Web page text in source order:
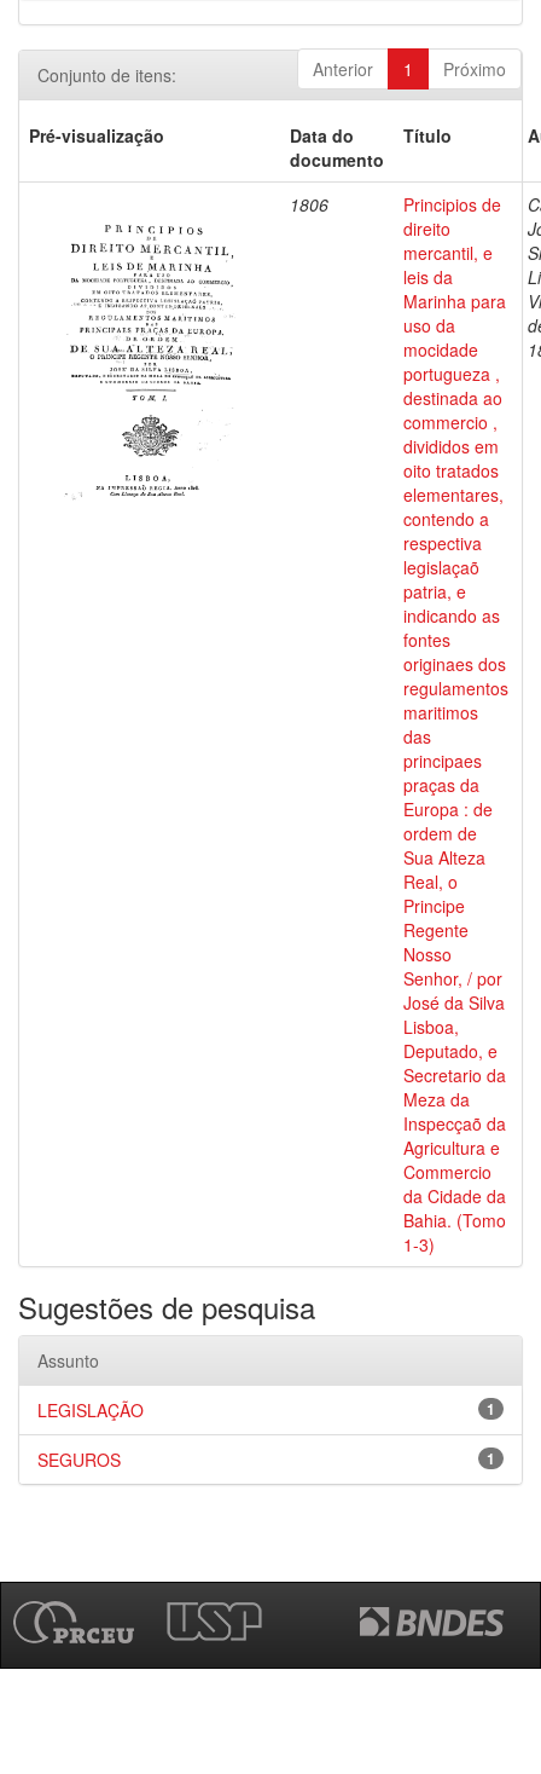
Anterior 1 Próximo
Conjunto de itens:
Pré-visualização
Data do
documento
Título
1806
Principios de
direito
mercantil, e
leis da
Marinha para
uso da
mocidade
portugueza ,
destinada ao
commercio ,
divididos em
oito tratados
elementares,
contendo a
respectiva
legislaçaõ
patria, e
indicando as
fontes
originaes dos
regulamentos
maritimos
das
principaes
praças da
Europa : de
ordem de
Sua Alteza
Real, o
Principe
Regente
Nosso
Senhor, / por
José da Silva
Lisboa,
Deputado, e
Secretario da
Meza da
Inspecçaõ da
Agricultura e
Commercio
da Cidade da
Bahia. (Tomo
1-3)
Sugestões de pesquisa
Assunto
1
LEGISLAÇÃO
1
SEGUROS